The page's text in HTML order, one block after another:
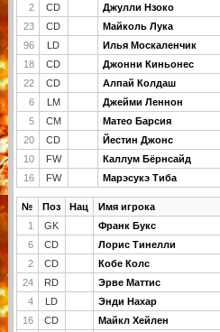
2
CD Джулли Нзоко
23
CD Майколь Лука
96
LD Илья Москаленчик
18
CD Джонни Киньонес
22
CD Алпай Колдаш
6
LM Джейми Леннон
5
CM Матео Барсия
20
CD Йестин Джонс
10
FW Каллум Бёрнсайд
16
FW Марэсукэ Тиба
№ Поз Нац Имя игрока
1
GK Франк Букс
6
CD Лорис Тинелли
2
CD Кобе Колс
24
RD Эрве Маттис
4
LD Энди Нахар
16
CD Майкл Хейлен